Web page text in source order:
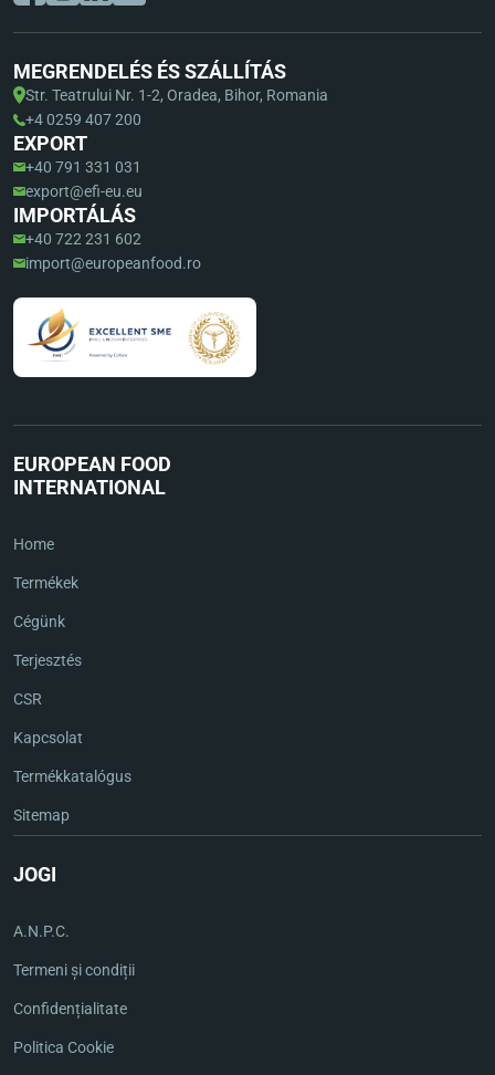
MEGRENDELÉS ÉS SZÁLLÍTÁS
Str. Teatrului Nr. 1-2, Oradea, Bihor, Romania
+4 0259 407 200
EXPORT
+40 791 331 031
export@efi-eu.eu
IMPORTÁLÁS
+40 722 231 602
import@europeanfood.ro
EUROPEAN FOOD
INTERNATIONAL
Home
Termékek
Cégünk
Terjesztés
CSR
Kapcsolat
Termékkatalógus
Sitemap
JOGI
A.N.P.C.
Termeni și condiții
Confidențialitate
Politica Cookie